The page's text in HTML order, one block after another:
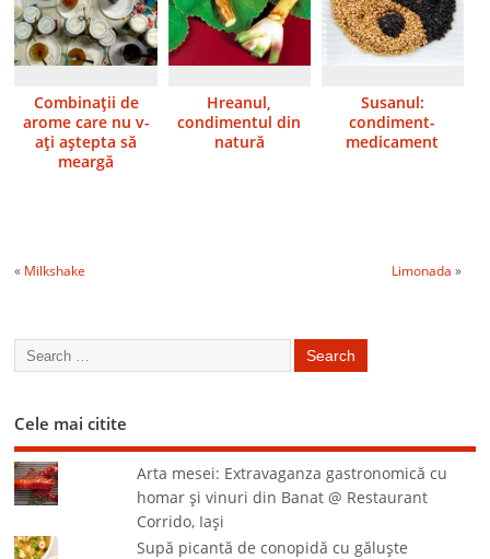
Combinaţii de
arome care nu v-
aţi aştepta să
meargă
Hreanul,
condimentul din
natură
Susanul:
condiment-
medicament
« Milkshake Limonada »
Cele mai citite
Arta mesei: Extravaganza gastronomică cu
homar şi vinuri din Banat @ Restaurant
Corrido, Iaşi
Supă picantă de conopidă cu găluşte